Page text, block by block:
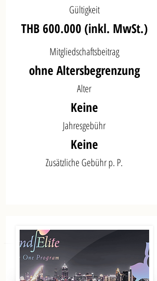
Gültigkeit
THB 600.000 (inkl. MwSt.)
Mitgliedschaftsbeitrag
ohne Altersbegrenzung
Alter
Keine
Jahresgebühr
Keine
Zusätzliche Gebühr p. P.